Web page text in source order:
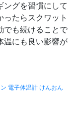
ングを習慣にして
たらスクワット
でも続けることで
温にも良い影響が